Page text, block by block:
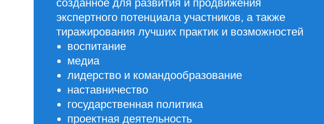
воспитание
медиа
лидерство и командообразование
наставничество
государственная политика
проектная деятельность
управленчество